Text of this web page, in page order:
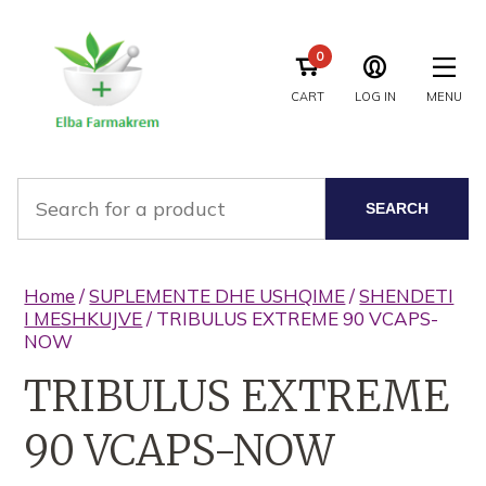
CART
0
LOG IN MENU
SEARCH
Home /SUPLEMENTE DHE USHQIME/SHENDETI
I MESHKUJVE/ TRIBULUS EXTREME 90 VCAPS-
NOW
TRIBULUS EXTREME
90 VCAPS-NOW